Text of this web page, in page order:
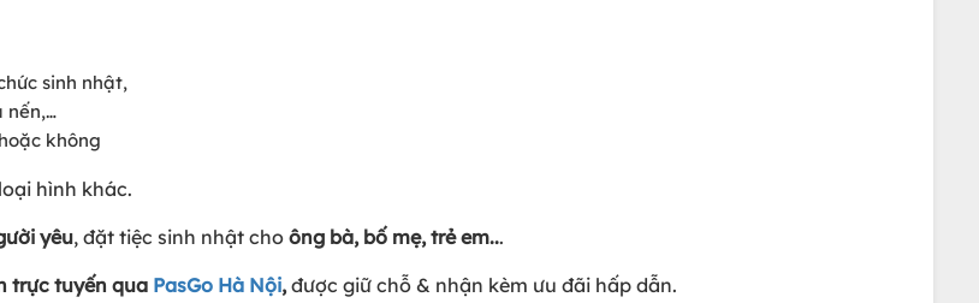
sinh nhật,
nến,…
không
hình khác.
yêu, đặt tiệc sinh nhật cho ông bà, bố mẹ, trẻ em...
trực tuyến qua PasGo Hà Nội, được giữ chỗ & nhận kèm ưu đãi hấp dẫn.